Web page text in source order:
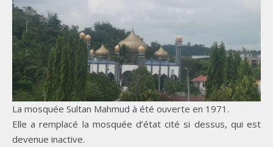
La mosquée Sultan Mahmud à été ouverte en 1971.
Elle a remplacé la mosquée d’état cité si dessus, qui est
devenue inactive.